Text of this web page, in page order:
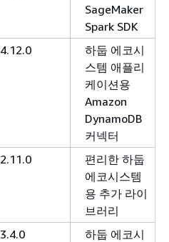
SageMaker
Spark SDK
4.12.0
하둡 에코시
스템 애플리
케이션용
Amazon
DynamoDB
커넥터
2.11.0
편리한 하둡
에코시스템
용 추가 라이
브러리
3.4.0
하둡 에코시